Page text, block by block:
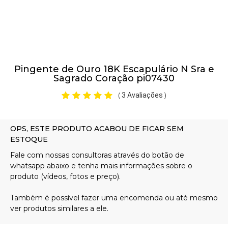
Pingente de Ouro 18K Escapulário N Sra e
Sagrado Coração pi07430
( 3 Avaliações )
Pedras Preciosas
OFERTAS